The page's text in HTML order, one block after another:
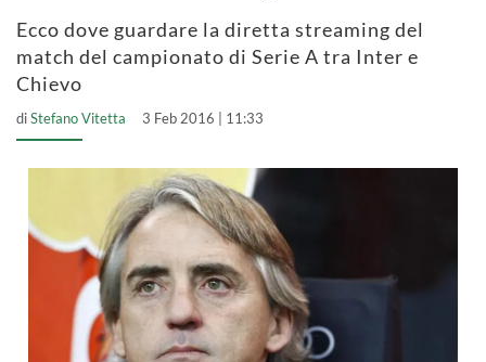
Ecco dove guardare la diretta streaming del
match del campionato di Serie A tra Inter e
Chievo
diStefano Vitetta 3 Feb 2016 | 11:33